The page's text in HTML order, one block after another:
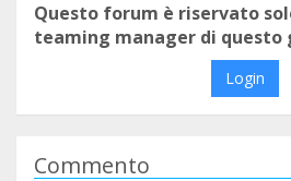
Questo forum è riservato
teaming manager di questo
Login
Commento